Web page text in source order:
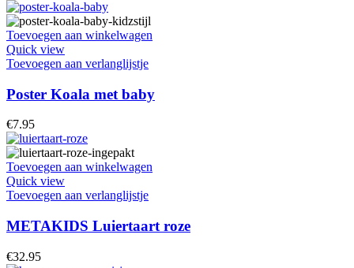
Toevoegen aan winkelwagen
Quick view
Toevoegen aan verlanglijstje
Poster Koala met baby
€7.95
Toevoegen aan winkelwagen
Quick view
Toevoegen aan verlanglijstje
METAKIDS Luiertaart roze
€32.95